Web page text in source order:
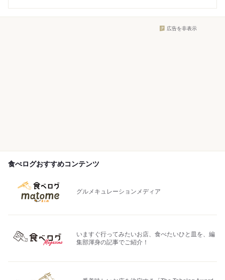
広告を非表示
食べログおすすめコンテンツ
グルメキュレーションメディア
いますぐ行ってみたいお店、食べたいひと皿を、編
集部渾身の記事でご紹介！